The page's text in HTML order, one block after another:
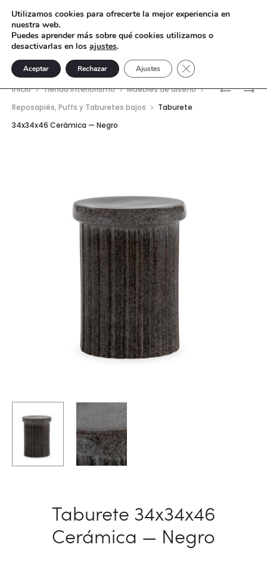
Inicio Tienda interiorismo
Muebles de diseño
Reposapiés, Puffs y Taburetes bajos
Taburete
34x34x46 Cerámica — Negro
Taburete 34x34x46
Cerámica — Negro
Utilizamos cookies para ofrecerte la mejor experiencia en
nuestra web.
Puedes aprender más sobre qué cookies utilizamos o
desactivarlas en los ajustes.
Aceptar Rechazar Ajustes Cerrar el banner de